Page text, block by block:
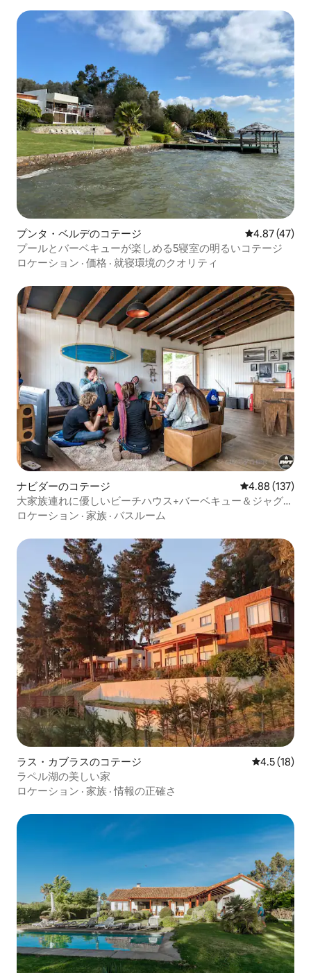
プンタ・ベルデのコテージ レビュー47
4.87 (47)
プールとバーベキューが楽しめる5寝室の明るいコテージ
ロケーション · 価格 · 就寝環境のクオリティ
ナビダーのコテージ レビュー137
4.88 (137)
大家族連れに優しいビーチハウス+バーベキュー＆ジャグジ
ー
ロケーション · 家族 · バスルーム
ラス・カブラスのコテージ レビュー18
4.5 (18)
ラペル湖の美しい家
ロケーション · 家族 ·情報の正確さ